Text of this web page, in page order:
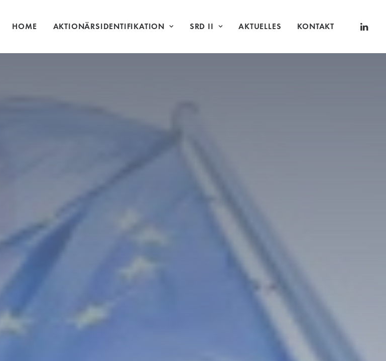
HOME AKTIONÄRSIDENTIFIKATION SRD II AKTUELLES KONTAKT